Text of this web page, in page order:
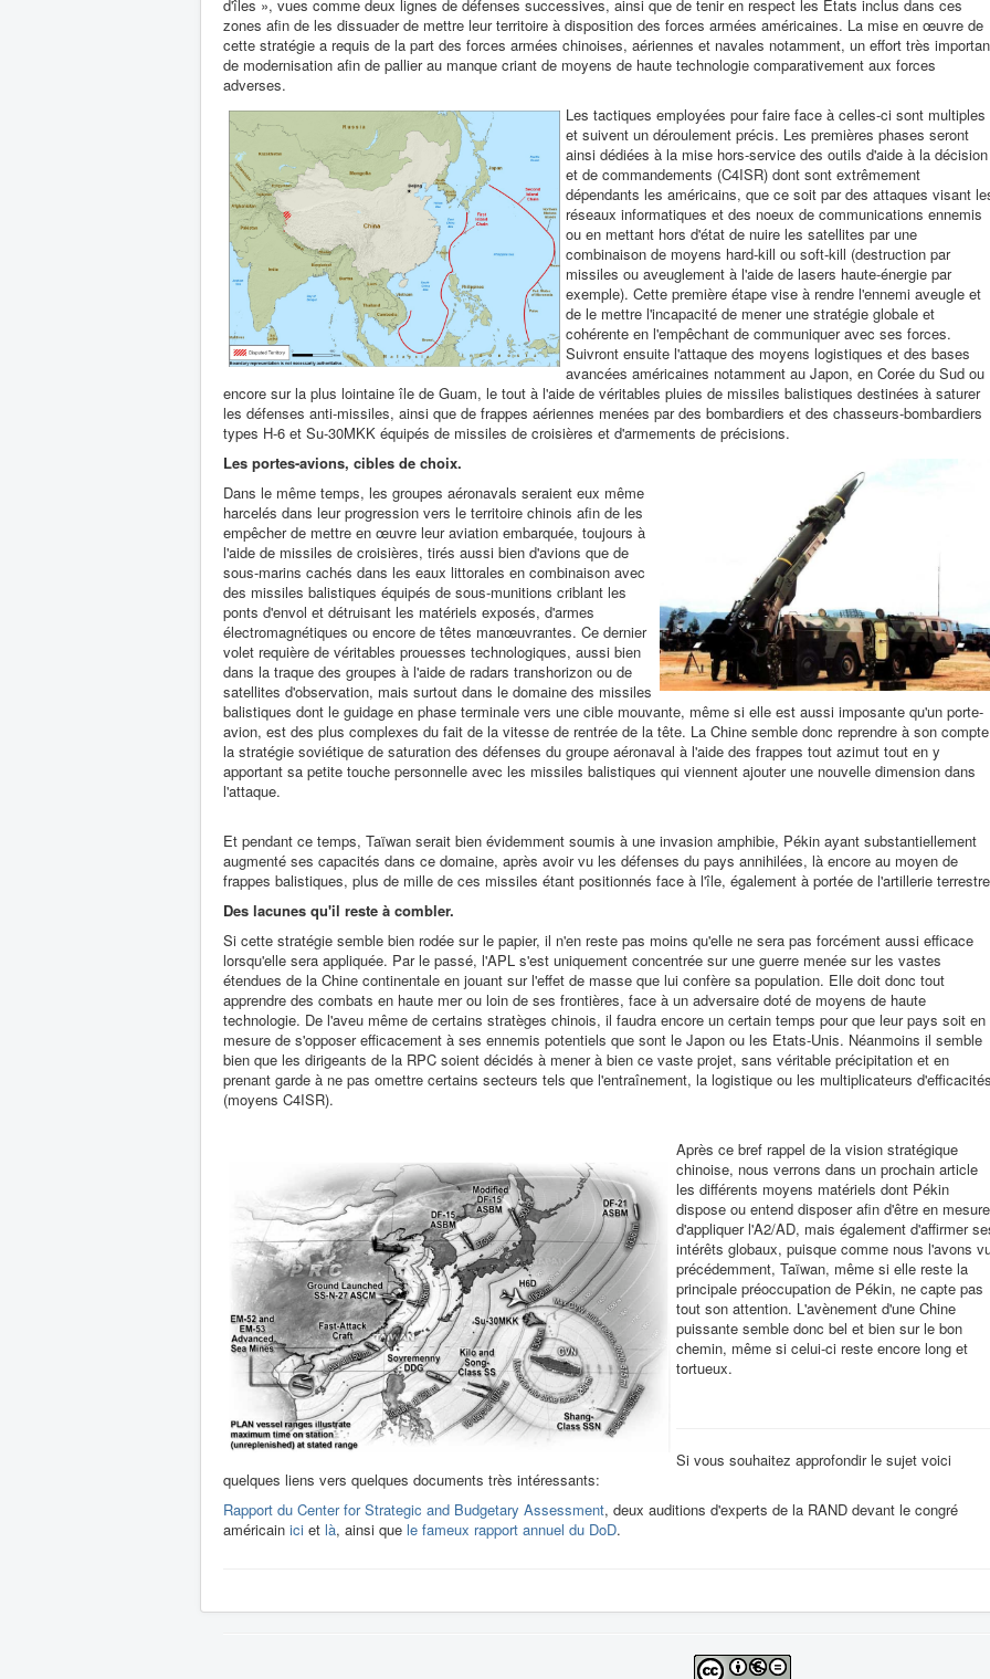
d'îles », vues comme deux lignes de défenses successives, ainsi que de tenir en respect les Etats inclus dans ces
zones afin de les dissuader de mettre leur territoire à disposition des forces armées américaines. La mise en œuvre de
cette stratégie a requis de la part des forces armées chinoises, aériennes et navales notamment, un effort très
de modernisation afin de pallier au manque criant de moyens de haute technologie comparativement aux forces
adverses.
Les tactiques employées pour faire face à celles-ci sont multiples
et suivent un déroulement précis. Les premières phases seront
ainsi dédiées à la mise hors-service des outils d'aide à la décision
et de commandements (C4ISR) dont sont extrêmement
dépendants les américains, que ce soit par des attaques visant
réseaux informatiques et des noeux de communications ennemis
ou en mettant hors d'état de nuire les satellites par une
combinaison de moyens hard-kill ou soft-kill (destruction par
missiles ou aveuglement à l'aide de lasers haute-énergie par
exemple). Cette première étape vise à rendre l'ennemi aveugle et
de le mettre l'incapacité de mener une stratégie globale et
cohérente en l'empêchant de communiquer avec ses forces.
Suivront ensuite l'attaque des moyens logistiques et des bases
avancées américaines notamment au Japon, en Corée du Sud ou
encore sur la plus lointaine île de Guam, le tout à l'aide de véritables pluies de missiles balistiques destinées à saturer
les défenses anti-missiles, ainsi que de frappes aériennes menées par des bombardiers et des chasseurs-bombardiers
types H-6 et Su-30MKK équipés de missiles de croisières et d'armements de précisions.
Les portes-avions, cibles de choix.
Dans le même temps, les groupes aéronavals seraient eux même
harcelés dans leur progression vers le territoire chinois afin de les
empêcher de mettre en œuvre leur aviation embarquée, toujours à
l'aide de missiles de croisières, tirés aussi bien d'avions que de
sous-marins cachés dans les eaux littorales en combinaison avec
des missiles balistiques équipés de sous-munitions criblant les
ponts d'envol et détruisant les matériels exposés, d'armes
électromagnétiques ou encore de têtes manœuvrantes. Ce dernier
volet requière de véritables prouesses technologiques, aussi bien
dans la traque des groupes à l'aide de radars transhorizon ou de
satellites d'observation, mais surtout dans le domaine des missiles
balistiques dont le guidage en phase terminale vers une cible mouvante, même si elle est aussi imposante qu'un porte-
avion, est des plus complexes du fait de la vitesse de rentrée de la tête. La Chine semble donc reprendre à son compte
la stratégie soviétique de saturation des défenses du groupe aéronaval à l'aide des frappes tout azimut tout en y
apportant sa petite touche personnelle avec les missiles balistiques qui viennent ajouter une nouvelle dimension dans
l'attaque.
Et pendant ce temps, Taïwan serait bien évidemment soumis à une invasion amphibie, Pékin ayant substantiellement
augmenté ses capacités dans ce domaine, après avoir vu les défenses du pays annihilées, là encore au moyen de
frappes balistiques, plus de mille de ces missiles étant positionnés face à l'île, également à portée de l'artillerie
Des lacunes qu'il reste à combler.
Si cette stratégie semble bien rodée sur le papier, il n'en reste pas moins qu'elle ne sera pas forcément aussi efficace
lorsqu'elle sera appliquée. Par le passé, l'APL s'est uniquement concentrée sur une guerre menée sur les vastes
étendues de la Chine continentale en jouant sur l'effet de masse que lui confère sa population. Elle doit donc tout
apprendre des combats en haute mer ou loin de ses frontières, face à un adversaire doté de moyens de haute
technologie. De l'aveu même de certains stratèges chinois, il faudra encore un certain temps pour que leur pays soit en
mesure de s'opposer efficacement à ses ennemis potentiels que sont le Japon ou les Etats-Unis. Néanmoins il semble
bien que les dirigeants de la RPC soient décidés à mener à bien ce vaste projet, sans véritable précipitation et en
prenant garde à ne pas omettre certains secteurs tels que l'entraînement, la logistique ou les multiplicateurs
(moyens C4ISR).
Après ce bref rappel de la vision stratégique
chinoise, nous verrons dans un prochain article
les différents moyens matériels dont Pékin
dispose ou entend disposer afin d'être en mesure
d'appliquer l'A2/AD, mais également d'affirmer
intérêts globaux, puisque comme nous l'avons
précédemment, Taïwan, même si elle reste la
principale préoccupation de Pékin, ne capte pas
tout son attention. L'avènement d'une Chine
puissante semble donc bel et bien sur le bon
chemin, même si celui-ci reste encore long et
tortueux.
Si vous souhaitez approfondir le sujet voici
quelques liens vers quelques documents très intéressants:
Rapport du Center for Strategic and Budgetary Assessment, deux auditions d'experts de la RAND devant le congré
américain ici et là, ainsi que le fameux rapport annuel du DoD.